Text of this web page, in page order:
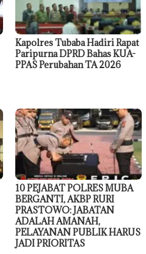
Kapolres Tubaba Hadiri Rapat
Paripurna DPRD Bahas KUA-
PPAS Perubahan TA 2026
10 PEJABAT POLRES MUBA
BERGANTI, AKBP RURI
PRASTOWO: JABATAN
ADALAH AMANAH,
PELAYANAN PUBLIK HARUS
JADI PRIORITAS